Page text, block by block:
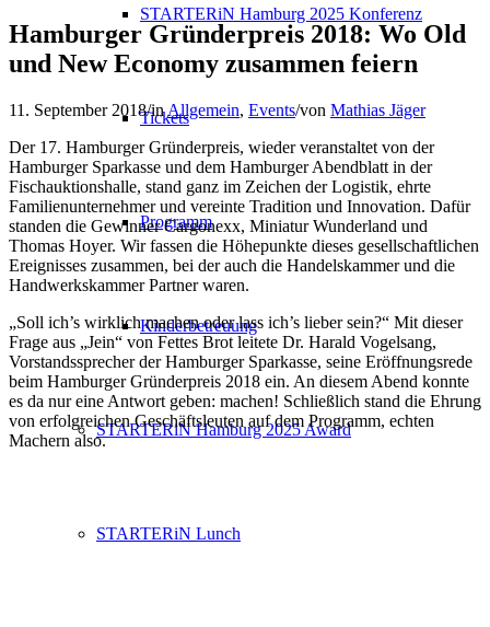
STARTERiN Hamburg 2025 Konferenz
Tickets
Programm
Kinderbetreuung
STARTERiN Hamburg 2025 Award
STARTERiN Lunch
Hamburger Gründerpreis 2018: Wo Old
und New Economy zusammen feiern
11. September 2018/inAllgemein, Events/von Mathias Jäger
Der 17. Hamburger Gründerpreis, wieder veranstaltet von der
Hamburger Sparkasse und dem Hamburger Abendblatt in der
Fischauktionshalle, stand ganz im Zeichen der Logistik, ehrte
Familienunternehmer und vereinte Tradition und Innovation. Dafür
standen die Gewinner Cargonexx, Miniatur Wunderland und
Thomas Hoyer. Wir fassen die Höhepunkte dieses gesellschaftlichen
Ereignisses zusammen, bei der auch die Handelskammer und die
Handwerkskammer Partner waren.
„Soll ich’s wirklich machen oder lass ich’s lieber sein?“ Mit dieser
Frage aus „Jein“ von Fettes Brot leitete Dr. Harald Vogelsang,
Vorstandssprecher der Hamburger Sparkasse, seine Eröffnungsrede
beim Hamburger Gründerpreis 2018 ein. An diesem Abend konnte
es da nur eine Antwort geben: machen! Schließlich stand die Ehrung
von erfolgreichen Geschäftsleuten auf dem Programm, echten
Machern also.